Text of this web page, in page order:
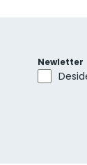
Newletter